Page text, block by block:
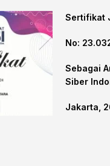
Sertifikat
No:
Sebagai
Siber
Jakarta,